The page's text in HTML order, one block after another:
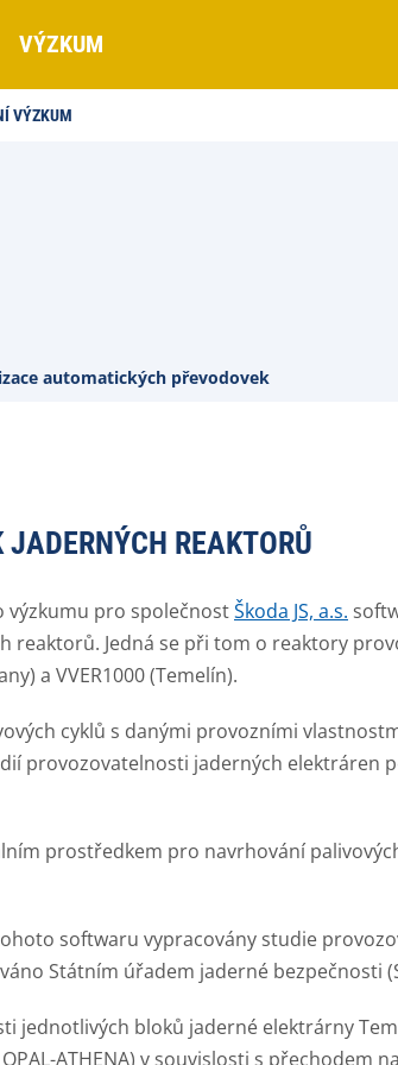
VÝZKUM
VÝZKUM
automatických převodovek
REAKTORŮ
výzkumu pro společnostŠkoda JS, a.s.
reaktorů. Jedná se při tom o reaktory
a VVER1000 (Temelín).
cyklů s danými provozními
provozovatelnosti jaderných elektráren
prostředkem pro navrhování
softwaru vypracovány studie
Státním úřadem jaderné bezpečnosti
jednotlivých bloků jaderné elektrárny
ATHENA) v souvislosti s přechodem